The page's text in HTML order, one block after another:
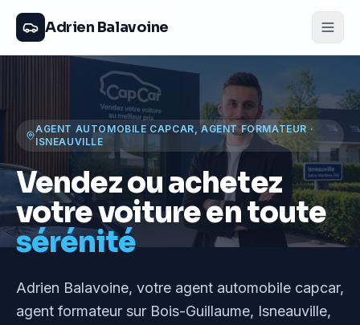
Adrien Balavoine
AGENT AUTOMOBILE CAPCAR, AGENT FORMATEUR ·
ISNEAUVILLE
Vendez ou achetez
votre voiture en toute
sérénité
Adrien Balavoine, votre agent automobile capcar,
agent formateur sur Bois-Guillaume, Isneauville,